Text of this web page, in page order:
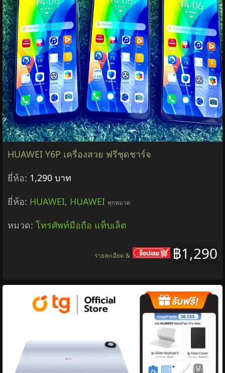
HUAWEI Y6P เครื่องสวย ฟรีชุดชาร์จ
ยี่ห้อ: 1,290 บาท
ยี่ห้อ: HUAWEI, HUAWEI ทุกหมวด
หมวด: โทรศัพท์มือถือ แท็บเล็ต
฿1,290
รายละเอียด &